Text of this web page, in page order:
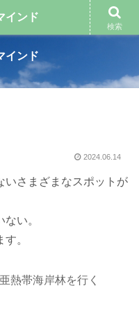
ポートする
インド
2024.06.14
いさまざまなスポットが
い。
。
熱帯海岸林を行く
インド
検索